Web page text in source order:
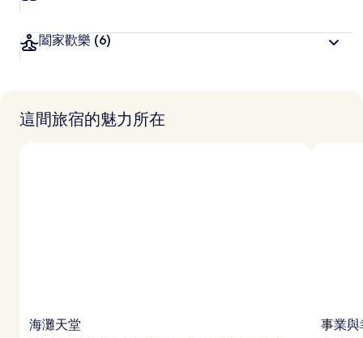
闔家歡樂 (6)
這間旅宿的魅力所在
海灘天堂 事業與